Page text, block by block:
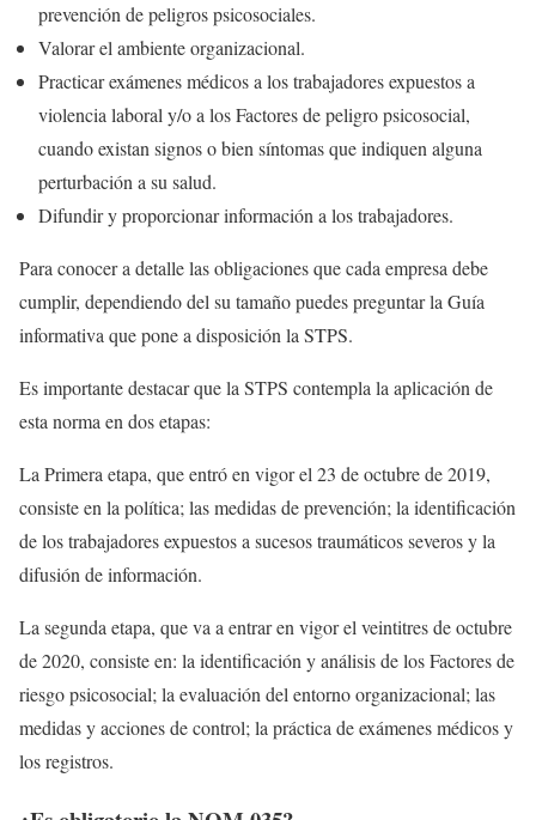
prevención de peligros psicosociales.
Valorar el ambiente organizacional.
Practicar exámenes médicos a los trabajadores expuestos a
violencia laboral y/o a los Factores de peligro psicosocial,
cuando existan signos o bien síntomas que indiquen alguna
perturbación a su salud.
Difundir y proporcionar información a los trabajadores.
Para conocer a detalle las obligaciones que cada empresa debe
cumplir, dependiendo del su tamaño puedes preguntar la Guía
informativa que pone a disposición la STPS.
Es importante destacar que la STPS contempla la aplicación de
esta norma en dos etapas:
La Primera etapa, que entró en vigor el 23 de octubre de 2019,
consiste en la política; las medidas de prevención; la identificación
de los trabajadores expuestos a sucesos traumáticos severos y la
difusión de información.
La segunda etapa, que va a entrar en vigor el veintitres de octubre
de 2020, consiste en: la identificación y análisis de los Factores de
riesgo psicosocial; la evaluación del entorno organizacional; las
medidas y acciones de control; la práctica de exámenes médicos y
los registros.